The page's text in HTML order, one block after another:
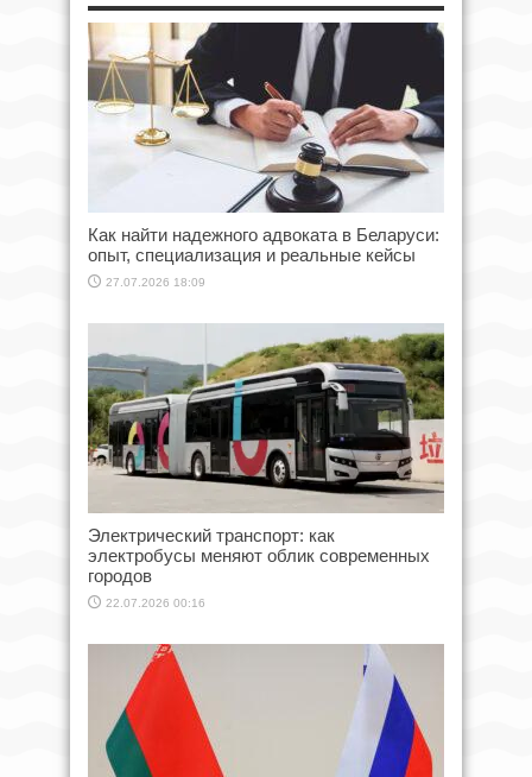
Как найти надежного адвоката в Беларуси:
опыт, специализация и реальные кейсы
27.07.2026 18:09
Электрический транспорт: как
электробусы меняют облик современных
городов
22.07.2026 00:16